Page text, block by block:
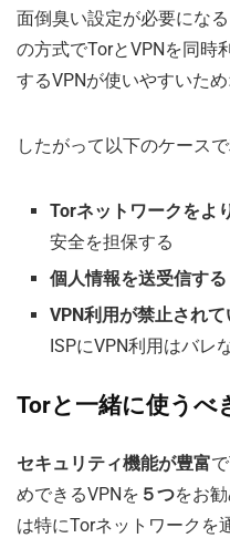
面倒臭い設定が必要にな
の方式でTorとVPNを同時
するVPNが使いやすいため
したがって以下のケース
Torネットワークを
安全を担保する
個人情報を送受信す
VPN利用が禁止され
ISPにVPN利用はバレ
Torと一緒に使うべ
セキュリティ機能が豊富
めできるVPNを ５つをお
は特にTorネットワークを